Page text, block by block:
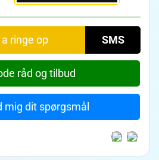
ringe op SMS
råd og tilbud
mig dit spørgsmål